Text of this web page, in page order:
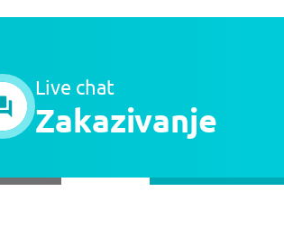
Live chat
Zakazivanje